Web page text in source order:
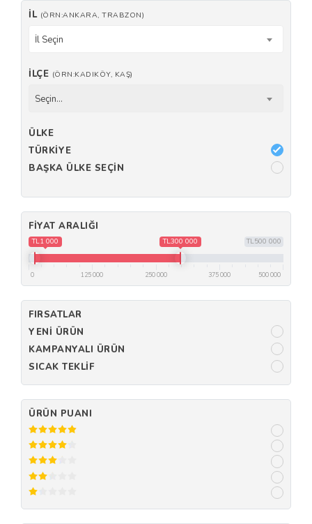
İL (ÖRN:ANKARA, TRABZON)
İl Seçin
İLÇE (ÖRN:KADIKÖY, KAŞ)
Seçin...
ÜLKE
TÜRKIYE
BAŞKA ÜLKE SEÇIN
FIYAT ARALIĞI
TL500 000
TL1 000 TL300 000
0 125 000 250 000 375 000 500 000
FIRSATLAR
YENI ÜRÜN
KAMPANYALI ÜRÜN
SICAK TEKLIF
ÜRÜN PUANI